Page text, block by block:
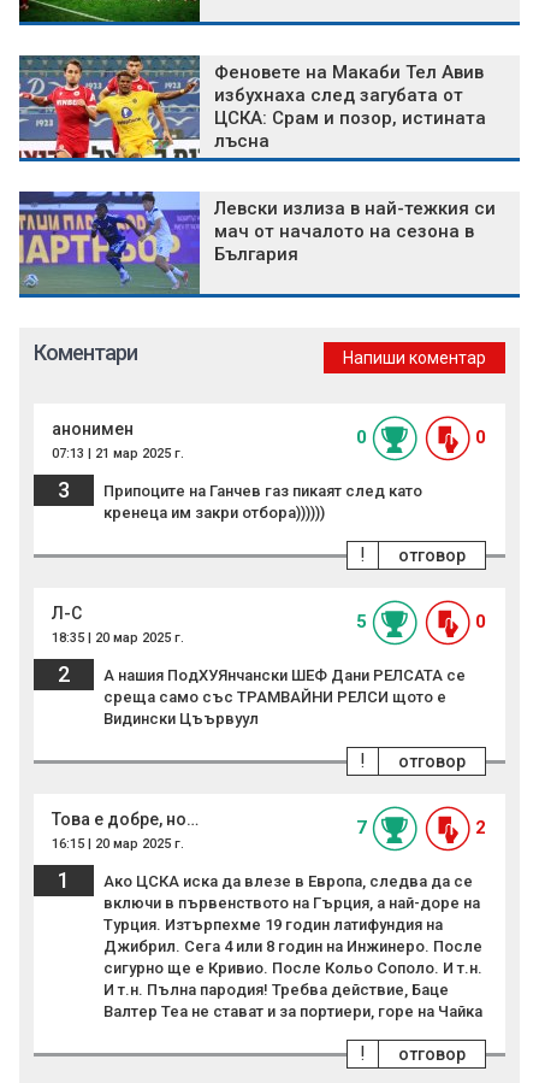
Феновете на Макаби Тел Авив
избухнаха след загубата от
ЦСКА: Срам и позор, истината
лъсна
Левски излиза в най-тежкия си
мач от началото на сезона в
България
Коментари Напиши коментар
анонимен
07:13 | 21 мар 2025 г.
0 0
3
Припоците на Ганчев газ пикаят след като
кренеца им закри отбора))))))
отговор
!
Л-С
18:35 | 20 мар 2025 г.
5 0
2
А нашия ПодХУЯнчански ШЕФ Дани РЕЛСАТА се
среща само със ТРАМВАЙНИ РЕЛСИ щото е
Видински Цъървуул
отговор
!
Това е добре, но…
16:15 | 20 мар 2025 г.
7 2
1
Ако ЦСКА иска да влезе в Европа, следва да се
включи в първенството на Гърция, а най-доре на
Турция. Изтърпехме 19 годин латифундия на
Джибрил. Сега 4 или 8 годин на Инжинеро. После
сигурно ще е Кривио. После Кольо Сополо. И т.н.
И т.н. Пълна пародия! Требва действие, Баце
Валтер Теа не стават и за портиери, горе на Чайка
отговор
!